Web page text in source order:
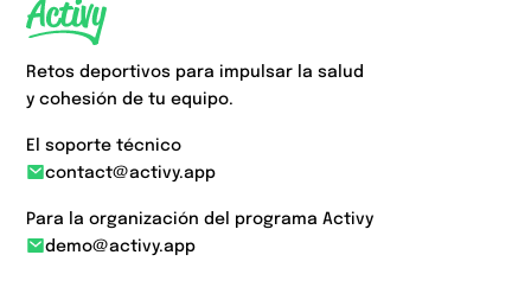
Retos deportivos para impulsar la salud
y cohesión de tu equipo.
El soporte técnico
contact@activy.app
Para la organización del programa Activy
demo@activy.app